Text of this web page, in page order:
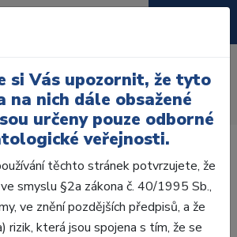
Rentgenologie
Příslušenství
si Vás upozornit, že tyto
na nich dále obsažené
určeny pouze odborné
veřejnosti.
těchto stránek potvrzujete, že
smyslu §2a zákona č. 40/1995 Sb.,
ve znění pozdějších předpisů, a že
rizik, která jsou spojena s tím, že se